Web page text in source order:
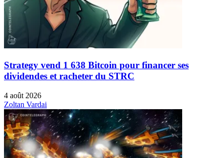
Strategy vend 1 638 Bitcoin pour financer ses
dividendes et racheter du STRC
4 août 2026
Zoltan Vardai